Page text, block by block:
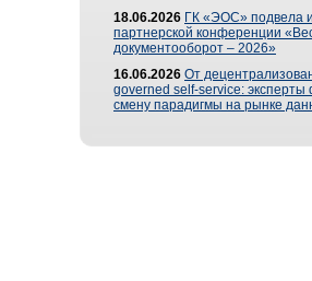
18.06.2026 ГК «ЭОС» подвела
партнерской конференции
документооборот – 2026»
16.06.2026 От
governed self-service: эксперты
смену парадигмы на рынке